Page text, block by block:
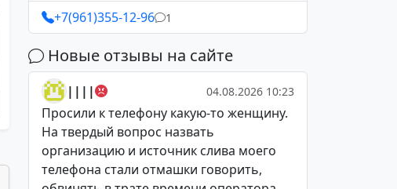
+7(961)355-12-96 1
Новые отзывы на сайте
|||| 04.08.2026 10:23
Просили к телефону какую-то женщину.
На твердый вопрос назвать
организацию и источник слива моего
телефона стали отмашки говорить,